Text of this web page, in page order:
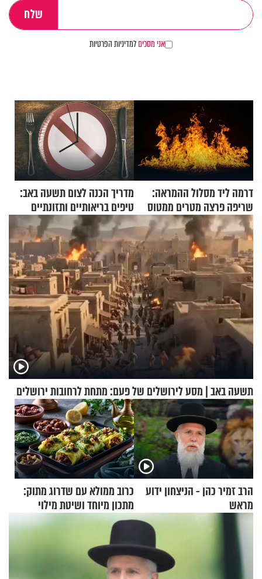
אני מסכיםלמדיניות הפרטיות
דרמה ליד מסלול ההמראה:
שריפה פרצה מטרים ממטוס
מלא בנוסעים
מדריך הכנה לצום תשעה באב:
טיפים בריאותיים ותזונתיים
לשמירה על הגוף
תשעה באב | מסע לירושלים של פעם: מתחת לרחובות ירושלים
הרב זמיר כהן - הניצחון ידוע
מראש
כרוב ממולא עם שדרוג מתוק:
מתכון מיוחד ושיטת מילוי
שאתם חייבים לנסות